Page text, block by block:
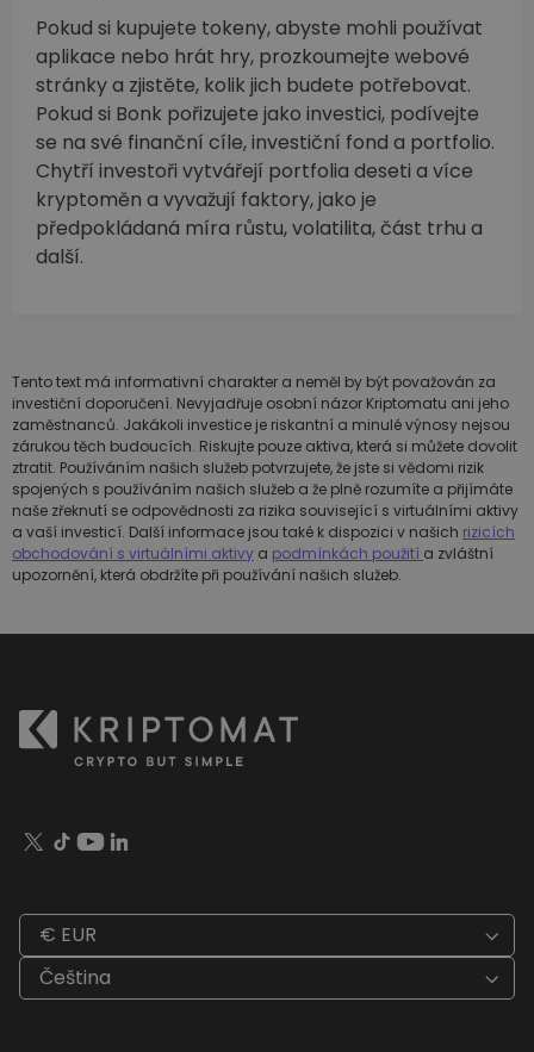
Pokud si kupujete tokeny, abyste mohli používat
aplikace nebo hrát hry, prozkoumejte webové
stránky a zjistěte, kolik jich budete potřebovat.
Pokud si Bonk pořizujete jako investici, podívejte
se na své finanční cíle, investiční fond a portfolio.
Chytří investoři vytvářejí portfolia deseti a více
kryptoměn a vyvažují faktory, jako je
předpokládaná míra růstu, volatilita, část trhu a
další.
Tento text má informativní charakter a neměl by být považován za
investiční doporučení. Nevyjadřuje osobní názor Kriptomatu ani jeho
zaměstnanců. Jakákoli investice je riskantní a minulé výnosy nejsou
zárukou těch budoucích. Riskujte pouze aktiva, která si můžete dovolit
ztratit. Používáním našich služeb potvrzujete, že jste si vědomi rizik
spojených s používáním našich služeb a že plně rozumíte a přijímáte
naše zřeknutí se odpovědnosti za rizika související s virtuálními aktivy
a vaší investicí. Další informace jsou také k dispozici v našich rizicích
obchodování s virtuálními aktivy a podmínkách použití a zvláštní
upozornění, která obdržíte při používání našich služeb.
€ EUR
Čeština